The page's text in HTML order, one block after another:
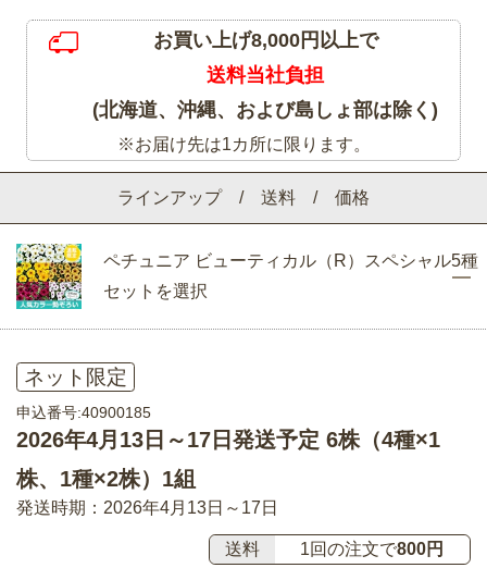
ラインアップ / 送料 / 価格
ペチュニア ビューティカル（R）スペシャル5種
セットを選択
ネット限定
申込番号:40900185
2026年4月13日～17日発送予定 6株（4種×1
株、1種×2株）1組
発送時期：2026年4月13日～17日
送料 1回の注文で800円
お買い上げ8,000円以上で
送料当社負担
(北海道、沖縄、および島しょ部は除く)
※お届け先は1カ所に限ります。